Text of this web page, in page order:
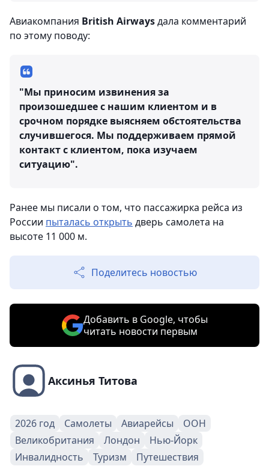
Авиакомпания British Airwaysдала комментарий
по этому поводу:
"Мы приносим извинения за
произошедшее с нашим клиентом и в
срочном порядке выясняем обстоятельства
случившегося. Мы поддерживаем прямой
контакт с клиентом, пока изучаем
ситуацию".
Ранее мы писали о том, что пассажирка рейса из
России пыталась открыть дверь самолета на
высоте 11 000 м.
Поделитесь новостью
Добавить в Google, чтобы
читать новости первым
Аксинья Титова
2026 год Самолеты Авиарейсы
ООН
Великобритания
Лондон
Нью-Йорк
Инвалидность
Туризм Путешествия